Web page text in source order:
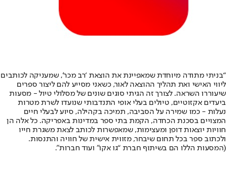
“בניתי מתודה מיוחדת שמאפיינת את הוצאת ‘רב מכר’, שמעניקה לכותבים
ליווי האישי ואת תהליך ההוצאה לאור, כשאני מסייע להם ליצור ספרים
שיעוררו השראה. לצורך זה הגיתי סוגים שונים של מסלולי טיול - מסעות
ביעדים אקזוטיים, טיולים בעלי אופי התנדבותי שנועדו לשרת מטרות
נעלות - כמו שמירה על הסביבה, תמיכה בקהילה, סיוע לבעלי חיים
המצויים בסכנת הכחדה, הקמת בתי ספר במדינות באפריקה. כל אלה הן
חוויות יוצאות דופן ומעצימות, שמאפשרות לכותב לצאת משגרת חייו
ולכתוב ספר בכל תחום שיבחר, מזווית אישית של חוויה והתנסות.
(המסעות הללו הם בשיתוף חברת “גו אקו” ועוד חברות”.